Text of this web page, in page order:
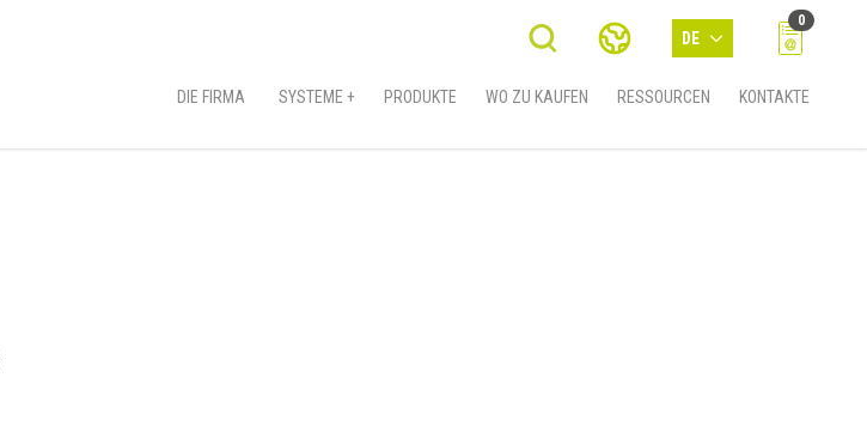
DE
0
DIE FIRMA SYSTEME + PRODUKTE WO ZU KAUFEN RESSOURCEN KONTAKTE